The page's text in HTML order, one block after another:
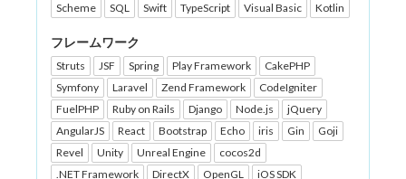
Scheme
SQL Swift TypeScript Visual Basic Kotlin
フレームワーク
Struts JSF Spring Play Framework
CakePHP
Symfony
Laravel Zend Framework
CodeIgniter
FuelPHP
Ruby on Rails Django Node.js
jQuery
AngularJS
React Bootstrap Echo iris Gin
Goji
Revel
Unity Unreal Engine
cocos2d
.NET Framework
DirectX OpenGL
iOS SDK